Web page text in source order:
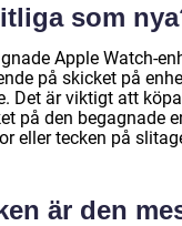
som
Apple Watch-
på skicket på
Det är viktigt att
på den begagnade
eller tecken på
är den